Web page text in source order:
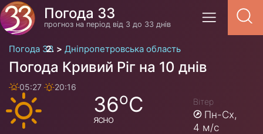
Погода 33
прогноз на період від 3 до 33 днів
Погода 33 Дніпропетровська область
Погода Кривий Ріг на 10 днів
05:27 20:16
36oC
ясно
Вітер
Пн-Сх,
4 м/с